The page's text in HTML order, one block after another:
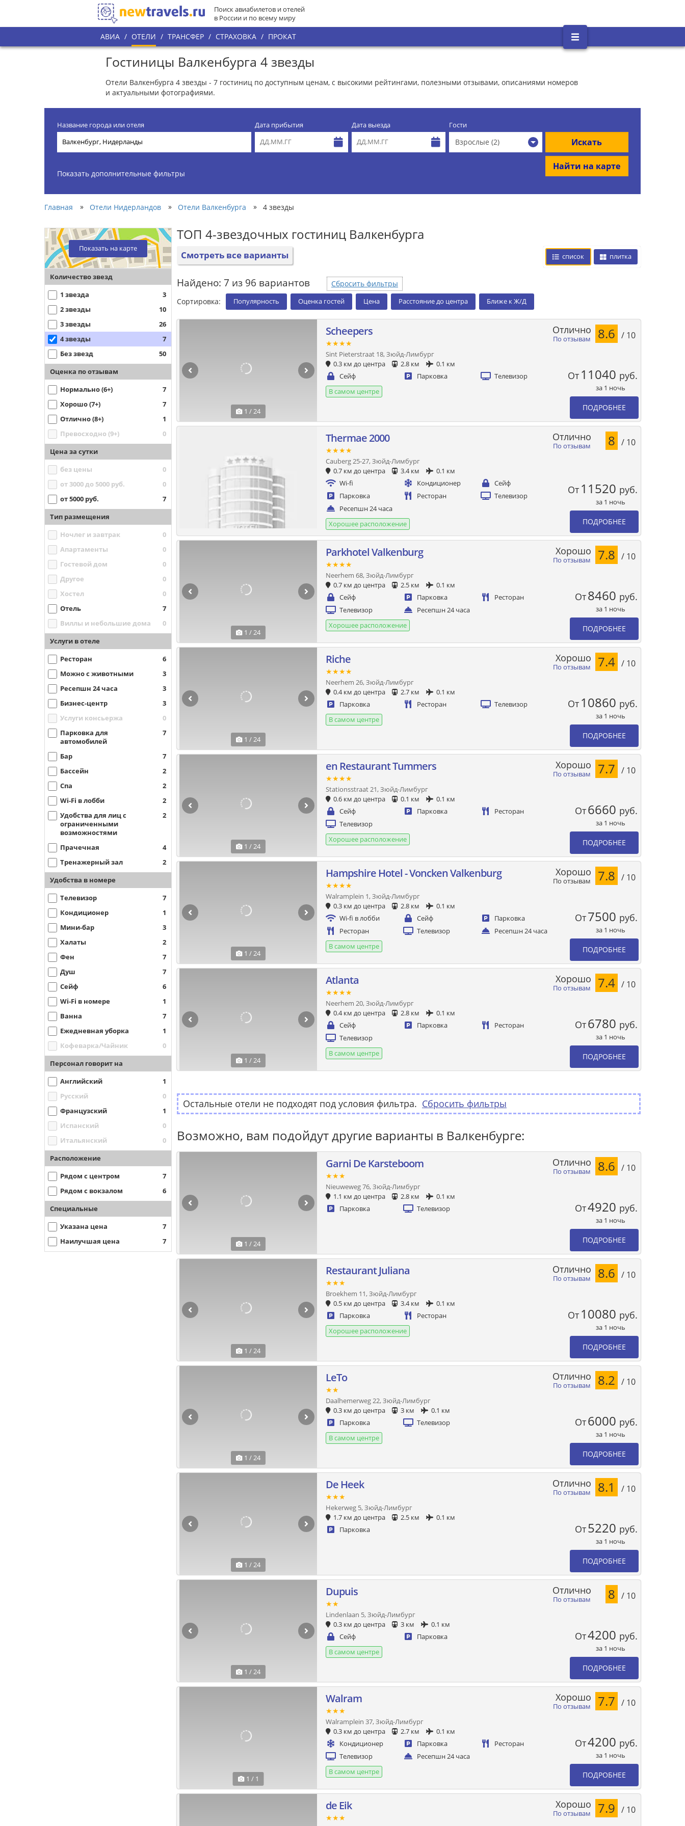
Поиск авиабилетов и отелей
в России и по всему миру
АВИА / ОТЕЛИ / ТРАНСФЕР / СТРАХОВКА / ПРОКАТ
Гостиницы Валкенбурга 4 звезды
Отели Валкенбурга 4 звезды - 7 гостиниц по доступным ценам, с высокими рейтингами, полезными отзывами, описаниями номеров
и актуальными фотографиями.
Название города или отеля Дата прибытия Дата выезда Гости
Взрослые (2) Искать
Найти на карте
Показать дополнительные фильтры
Главная » Отели Нидерландов » Отели Валкенбурга » 4 звезды
Показать на карте
Количество звезд
1 звезда
3
2 звезды
10
3 звезды
26
4 звезды
7
Без звезд
50
Оценка по отзывам
Нормально (6+)
7
Хорошо (7+)
7
Отлично (8+)
1
Превосходно (9+)
0
Цена за сутки
без цены
0
от 3000 до 5000 руб.
0
от 5000 руб.
7
Тип размещения
Ночлег и завтрак
0
Апартаменты
0
Гостевой дом
0
Другое
0
Хостел
0
Отель
7
Виллы и небольшие дома
0
Услуги в отеле
Ресторан
6
Можно с животными
3
Ресепшн 24 часа
3
Бизнес-центр
3
Услуги консьержа
0
Парковка для
автомобилей
7
Бар
7
Бассейн
2
Спа
2
Wi-Fi в лобби
2
Удобства для лиц с
ограниченными
возможностями
2
Прачечная
4
Тренажерный зал
2
Удобства в номере
Телевизор
7
Кондиционер
1
Мини-бар
3
Халаты
2
Фен
7
Душ
7
Сейф
6
Wi-Fi в номере
1
Ванна
7
Ежедневная уборка
1
Кофеварка/Чайник
0
Персонал говорит на
Английский
1
Русский
0
Французский
1
Испанский
0
Итальянский
0
Расположение
Рядом с центром
7
Рядом с вокзалом
6
Специальные
Указана цена
7
Наилучшая цена
7
ТОП 4-звездочных гостиниц Валкенбурга
Смотреть все варианты список плитка
Найдено: 7 из 96 вариантов
Сбросить фильтры
Сортировка:
Популярность Оценка гостей Цена Расстояние до центра Ближе к Ж/Д
1 / 24
Scheepers
★★★★
Sint Pieterstraat 18, Зюйд-Лимбург
0.3 км до центра
2.8 км
0.1 км
Сейф
Парковка
Телевизор
В самом центре
По отзывам
Отлично 8.6 / 10
От 11040 руб.
за 1 ночь
ПОДРОБНЕЕ
Thermae 2000
★★★★
Cauberg 25-27, Зюйд-Лимбург
0.7 км до центра
3.4 км
0.1 км
Wi-fi
Кондиционер
Сейф
Парковка
Ресторан
Телевизор
Ресепшн 24 часа
Хорошее расположение
По отзывам
Отлично 8 / 10
От 11520 руб.
за 1 ночь
ПОДРОБНЕЕ
1 / 24
Parkhotel Valkenburg
★★★★
Neerhem 68, Зюйд-Лимбург
0.7 км до центра
2.5 км
0.1 км
Сейф
Парковка
Ресторан
Телевизор
Ресепшн 24 часа
Хорошее расположение
По отзывам
Хорошо 7.8 / 10
От8460 руб.
за 1 ночь
ПОДРОБНЕЕ
1 / 24
Riche
★★★★
Neerhem 26, Зюйд-Лимбург
0.4 км до центра
2.7 км
0.1 км
Парковка
Ресторан
Телевизор
В самом центре
По отзывам
Хорошо 7.4 / 10
От 10860 руб.
за 1 ночь
ПОДРОБНЕЕ
1 / 24
en Restaurant Tummers
★★★★
Stationsstraat 21, Зюйд-Лимбург
0.6 км до центра
0.1 км
0.1 км
Сейф
Парковка
Ресторан
Телевизор
Хорошее расположение
По отзывам
Хорошо 7.7 / 10
От6660 руб.
за 1 ночь
ПОДРОБНЕЕ
1 / 24
Hampshire Hotel - Voncken Valkenburg
★★★★
Walramplein 1, Зюйд-Лимбург
0.3 км до центра
2.8 км
0.1 км
Wi-fi в лобби
Сейф
Парковка
Ресторан
Телевизор
Ресепшн 24 часа
В самом центре
По отзывам
Хорошо 7.8 / 10
От7500 руб.
за 1 ночь
ПОДРОБНЕЕ
1 / 24
Atlanta
★★★★
Neerhem 20, Зюйд-Лимбург
0.4 км до центра
2.8 км
0.1 км
Сейф
Парковка
Ресторан
Телевизор
В самом центре
По отзывам
Хорошо 7.4 / 10
От6780 руб.
за 1 ночь
ПОДРОБНЕЕ
Остальные отели не подходят под условия фильтра. Сбросить фильтры
Возможно, вам подойдут другие варианты в Валкенбурге:
1 / 24
Garni De Karsteboom
★★★
Nieuweweg 76, Зюйд-Лимбург
1.1 км до центра
2.8 км
0.1 км
Парковка
Телевизор
По отзывам
Отлично 8.6 / 10
От4920 руб.
за 1 ночь
ПОДРОБНЕЕ
1 / 24
Restaurant Juliana
★★★
Broekhem 11, Зюйд-Лимбург
0.5 км до центра
3.4 км
0.1 км
Парковка
Ресторан
Хорошее расположение
По отзывам
Отлично 8.6 / 10
От 10080 руб.
за 1 ночь
ПОДРОБНЕЕ
1 / 24
LeTo
★★
Daalhemerweg 22, Зюйд-Лимбург
0.3 км до центра
3 км
0.1 км
Парковка
Телевизор
В самом центре
По отзывам
Отлично 8.2 / 10
От6000 руб.
за 1 ночь
ПОДРОБНЕЕ
1 / 24
De Heek
★★★
Hekerweg 5, Зюйд-Лимбург
1.7 км до центра
2.5 км
0.1 км
Парковка
По отзывам
Отлично 8.1 / 10
От5220 руб.
за 1 ночь
ПОДРОБНЕЕ
1 / 24
Dupuis
★★
Lindenlaan 5, Зюйд-Лимбург
0.3 км до центра
3 км
0.1 км
Сейф
Парковка
В самом центре
По отзывам
Отлично 8 / 10
От4200 руб.
за 1 ночь
ПОДРОБНЕЕ
1 / 1
Walram
★★★
Walramplein 37, Зюйд-Лимбург
0.3 км до центра
2.7 км
0.1 км
Кондиционер
Парковка
Ресторан
Телевизор
Ресепшн 24 часа
В самом центре
По отзывам
Хорошо 7.7 / 10
От4200 руб.
за 1 ночь
ПОДРОБНЕЕ
de Eik
★★★ По отзывам
Хорошо 7.9 / 10